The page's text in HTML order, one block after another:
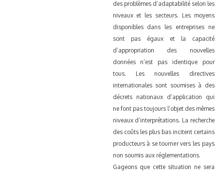
des problèmes d’adaptabilité selon les
niveaux et les secteurs. Les moyens
disponibles dans les entreprises ne
sont pas égaux et la capacité
d’appropriation des nouvelles
données n’est pas identique pour
tous. Les nouvelles directives
internationales sont soumises à des
décrets nationaux d’application qui
ne font pas toujours l’objet des mêmes
niveaux d’interprétations. La recherche
des coûts les plus bas incitent certains
producteurs à se tourner vers les pays
non soumis aux réglementations.
Gageons que cette situation ne sera